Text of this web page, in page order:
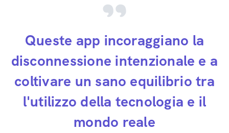
Queste app incoraggiano la
disconnessione intenzionale e a
coltivare un sano equilibrio tra
l'utilizzo della tecnologia e il
mondo reale